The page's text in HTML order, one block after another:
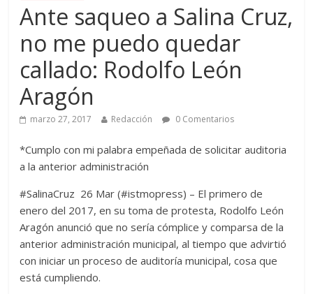
Ante saqueo a Salina Cruz,
no me puedo quedar
callado: Rodolfo León
Aragón
marzo 27, 2017 Redacción 0 Comentarios
*Cumplo con mi palabra empeñada de solicitar auditoria
a la anterior administración
#SalinaCruz 26 Mar (#istmopress) – El primero de
enero del 2017, en su toma de protesta, Rodolfo León
Aragón anunció que no sería cómplice y comparsa de la
anterior administración municipal, al tiempo que advirtió
con iniciar un proceso de auditoría municipal, cosa que
está cumpliendo.